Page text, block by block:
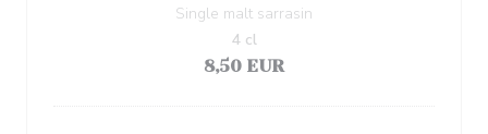
Single malt sarrasin
8,50 EUR
4 cl